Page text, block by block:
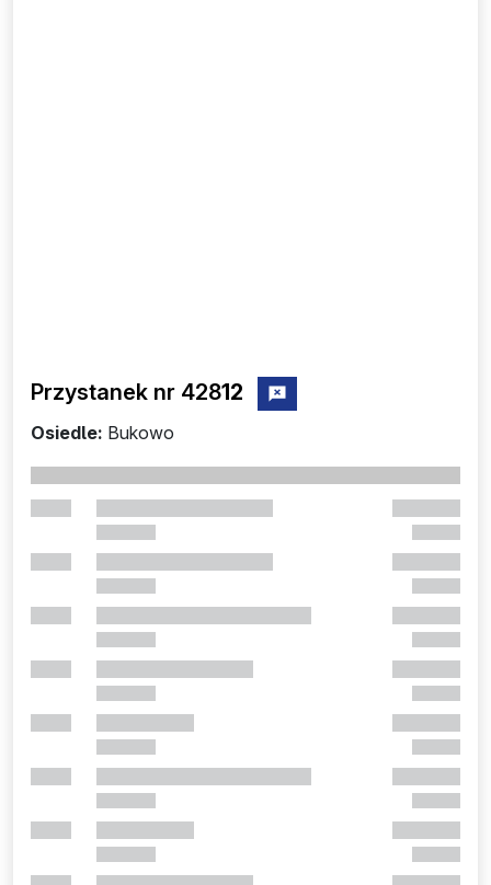
Przystanek nr 42812 zgłoś przystanek nr 42812
Osiedle: Bukowo